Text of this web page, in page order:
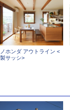
ホンダ アウトライン <
サッシ>